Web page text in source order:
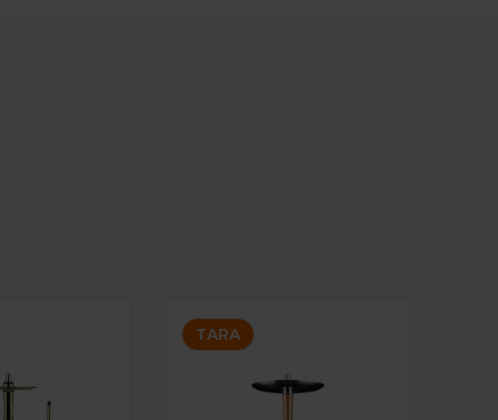
TARA